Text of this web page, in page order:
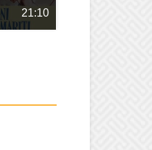
21:10